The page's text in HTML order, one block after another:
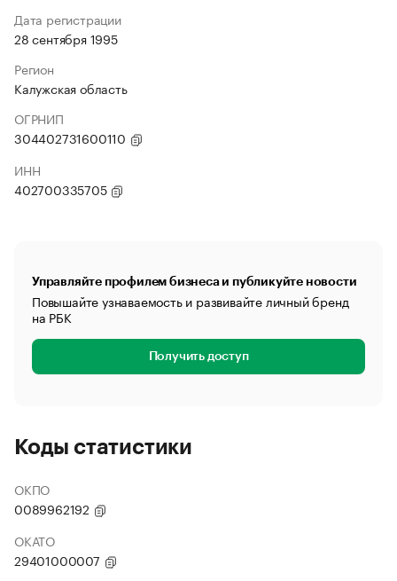
Дата регистрации
28 сентября 1995
Регион
Калужская область
ОГРНИП
304402731600110
ИНН
402700335705
Управляйте профилем бизнеса и публикуйте новости
Повышайте узнаваемость и развивайте личный бренд
на РБК
Получить доступ
Коды статистики
ОКПО
0089962192
ОКАТО
29401000007